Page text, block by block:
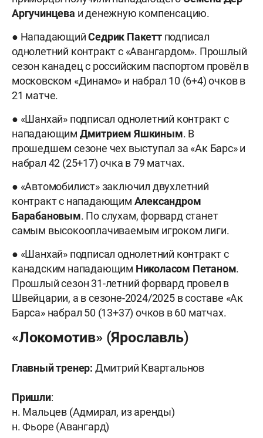
Аргучинцева и денежную компенсацию.
● НападающийСедрик Пакетт подписал
однолетний контракт с «Авангардом». Прошлый
сезон канадец с российским паспортом провёл в
московском «Динамо» и набрал 10 (6+4) очков в
21 матче.
● «Шанхай» подписал однолетний контракт с
нападающим ДмитриемЯшкиным. В
прошедшем сезоне чех выступал за «Ак Барс» и
набрал 42 (25+17) очка в 79 матчах.
● «Автомобилист» заключил двухлетний
контракт с нападающим Александром
Барабановым. По слухам, форвард станет
самым высокооплачиваемым игроком лиги.
● «Шанхай» подписал однолетний контракт с
канадским нападающим Николасом Петаном.
Прошлый сезон 31-летний форвард провел в
Швейцарии, а в сезоне-2024/2025 в составе «Ак
Барса» набрал 50 (13+37) очков в 60 матчах.
«Локомотив» (Ярославль)
Главный тренер: Дмитрий Квартальнов
Пришли:
н. Мальцев (Адмирал, из аренды)
н. Фьоре (Авангард)